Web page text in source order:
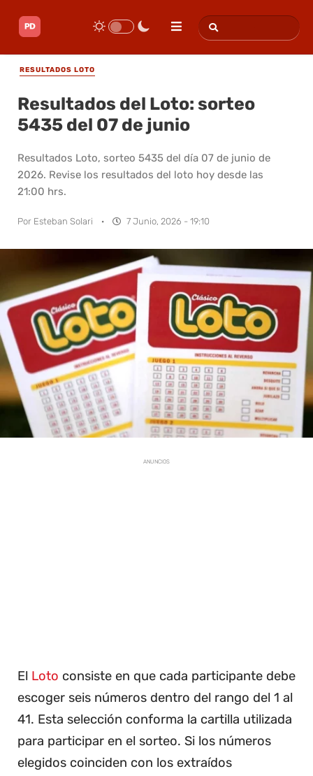
RESULTADOS LOTO
Resultados del Loto: sorteo
5435 del 07 de junio
Resultados Loto, sorteo 5435 del día 07 de junio de
2026. Revise los resultados del loto hoy desde las
21:00 hrs.
Por Esteban Solari · 7 Junio, 2026 - 19:10
ANUNCIOS
El Loto consiste en que cada participante debe
escoger seis números dentro del rango del 1 al
41. Esta selección conforma la cartilla utilizada
para participar en el sorteo. Si los números
elegidos coinciden con los extraídos